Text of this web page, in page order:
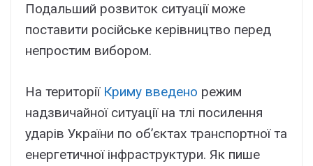
Подальший розвиток ситуації може
поставити російське керівництво перед
непростим вибором.
На території Криму введено режим
надзвичайної ситуації на тлі посилення
ударів України по об’єктах транспортної та
енергетичної інфраструктури. Як пише